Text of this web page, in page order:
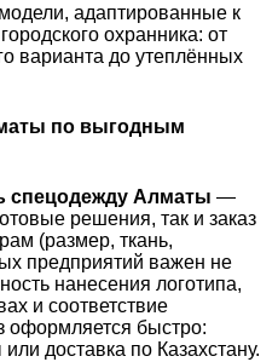
адаптированные к
охранника: от
варианта до утеплённых
по выгодным
спецодежду Алматы —
решения, так и заказ
(размер, ткань,
предприятий важен не
нанесения логотипа,
и соответствие
оформляется быстро:
доставка по Казахстану.